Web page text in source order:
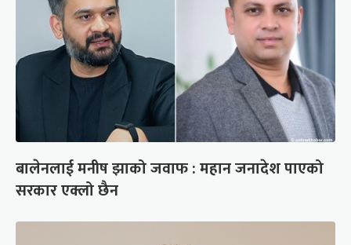
बालेनलाई मनीष झाको जवाफ : महान जनादेश पाएको
सरकार एक्लो छैन